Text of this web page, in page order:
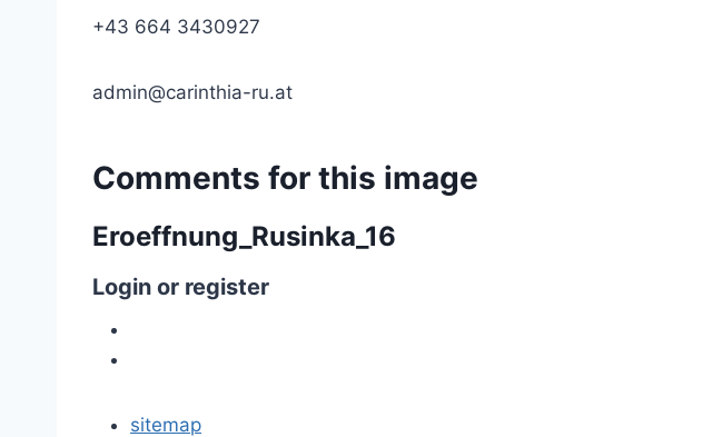
+43 664 3430927
admin@carinthia-ru.at
Comments for this image
Eroeffnung_Rusinka_16
Login or register
sitemap